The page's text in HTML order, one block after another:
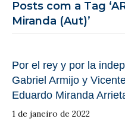
Posts com a Tag
Miranda (Aut)’
Por el rey y por la
Gabriel Armijo y
Eduardo Miranda
1 de janeiro de 2022